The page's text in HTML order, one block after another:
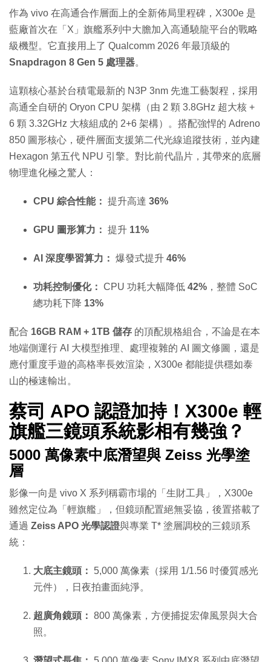
作為 vivo 在高通合作層面上的全新佈局里程碑，X300e 是
藍廠首次在「X」旗艦系列中大膽加入高通驍龍平台的戰略
級機型。它直接用上了 Qualcomm 2026 年最頂級的
Snapdragon 8 Gen 5 處理器。
這顆核心基於台積電最新的 N3P 3nm 先進工藝製程，採用
高通全自研的 Oryon CPU 架構（由 2 顆 3.8GHz 超大核 +
6 顆 3.32GHz 大核組成的 2+6 架構）。搭配強悍的 Adreno
850 圖形核心，硬件層面支援第二代光線追蹤技術，並內建
Hexagon 第五代 NPU 引擎。對比前代晶片，其帶來的底層
物理進化極之驚人：
CPU 綜合性能： 提升高達 36%
GPU 圖形算力： 提升 11%
AI 深度學習算力： 爆發式提升 46%
功耗控制優化： CPU 功耗大幅降低 42% ，整體 SoC
總功耗下降 13%
配合 16GB RAM + 1TB 儲存 的頂配規格組合，不論是在本
地端側運行 AI 大模型推理、處理複雜的 AI 圖文修圖，還是
應付重度手遊的高格率長效渲染，X300e 都能提供穩如泰
山的極速輸出。
蔡司 APO 認證加持！X300e 輕
旗艦三鏡頭系統影相有幾強？
5000 萬像素中底潛望與 Zeiss 光學塗
層
影像一向是 vivo X 系列稱霸市場的「生財工具」，X300e
雖然定位為「輕旗艦」，但鏡頭配置絕無妥協，後置搭載了
通過 Zeiss APO 光學認證與專業 T* 塗層調校的三鏡頭系
統：
大底主鏡頭：
5,000 萬像素（採用 1/1.56 吋優質感光
元件），日夜拍畫面純淨。
超廣角鏡頭： 800 萬像素，方便捕捉宏偉風景與大合
照。